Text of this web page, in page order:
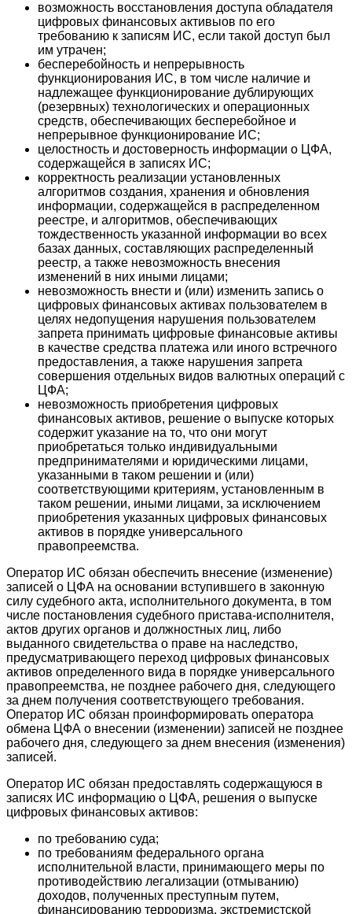
возможность восстановления доступа обладателя
цифровых финансовых активыов по его
требованию к записям ИС, если такой доступ был
им утрачен;
бесперебойность и непрерывность
функционирования ИС, в том числе наличие и
надлежащее функционирование дублирующих
(резервных) технологических и операционных
средств, обеспечивающих бесперебойное и
непрерывное функционирование ИС;
целостность и достоверность информации о ЦФА,
содержащейся в записях ИС;
корректность реализации установленных
алгоритмов создания, хранения и обновления
информации, содержащейся в распределенном
реестре, и алгоритмов, обеспечивающих
тождественность указанной информации во всех
базах данных, составляющих распределенный
реестр, а также невозможность внесения
изменений в них иными лицами;
невозможность внести и (или) изменить запись о
цифровых финансовых активах пользователем в
целях недопущения нарушения пользователем
запрета принимать цифровые финансовые активы
в качестве средства платежа или иного встречного
предоставления, а также нарушения запрета
совершения отдельных видов валютных операций с
ЦФА;
невозможность приобретения цифровых
финансовых активов, решение о выпуске которых
содержит указание на то, что они могут
приобретаться только индивидуальными
предпринимателями и юридическими лицами,
указанными в таком решении и (или)
соответствующими критериям, установленным в
таком решении, иными лицами, за исключением
приобретения указанных цифровых финансовых
активов в порядке универсального
правопреемства.
Оператор ИС обязан обеспечить внесение (изменение)
записей о ЦФА на основании вступившего в законную
силу судебного акта, исполнительного документа, в том
числе постановления судебного пристава-исполнителя,
актов других органов и должностных лиц, либо
выданного свидетельства о праве на наследство,
предусматривающего переход цифровых финансовых
активов определенного вида в порядке универсального
правопреемства, не позднее рабочего дня, следующего
за днем получения соответствующего требования.
Оператор ИС обязан проинформировать оператора
обмена ЦФА о внесении (изменении) записей не позднее
рабочего дня, следующего за днем внесения (изменения)
записей.
Оператор ИС обязан предоставлять содержащуюся в
записях ИС информацию о ЦФА, решения о выпуске
цифровых финансовых активов:
по требованию суда;
по требованиям федерального органа
исполнительной власти, принимающего меры по
противодействию легализации (отмыванию)
доходов, полученных преступным путем,
финансированию терроризма, экстремистской